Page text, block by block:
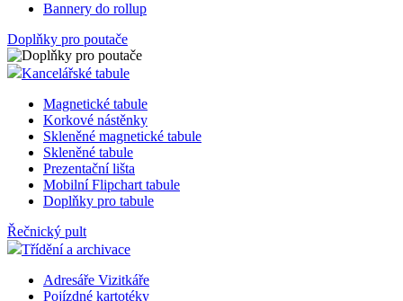
Bannery do rollup
Doplňky pro poutače
Kancelářské tabule
Magnetické tabule
Korkové nástěnky
Skleněné magnetické tabule
Skleněné tabule
Prezentační lišta
Mobilní Flipchart tabule
Doplňky pro tabule
Řečnický pult
Třídění a archivace
Adresáře Vizitkáře
Pojízdné kartotéky